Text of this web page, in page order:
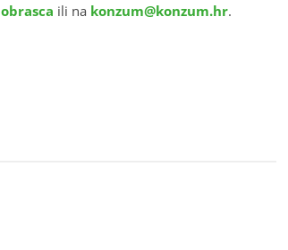
obrasca ili na konzum@konzum.hr.